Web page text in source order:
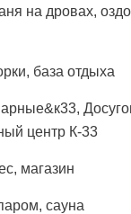
на дровах,
база отдыха
центр К-33
магазин
сауна